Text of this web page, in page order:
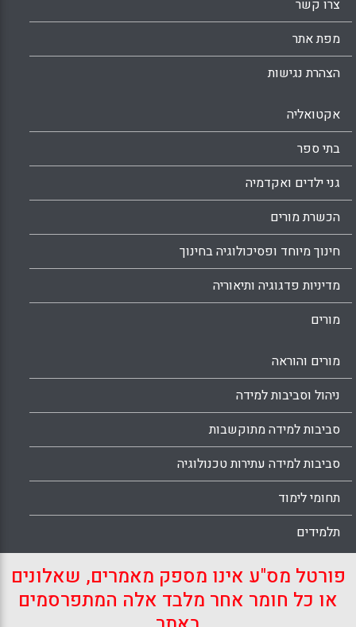
צרו קשר
מפת אתר
הצהרת נגישות
אקטואליה
בתי ספר
גני ילדים ואקדמיה
הכשרת מורים
חינוך מיוחד ופסיכולוגיה בחינוך
מדיניות פדגוגיה ותיאוריה
מורים
מורים והוראה
ניהול וסביבות למידה
סביבות למידה מתוקשבות
סביבות למידה עתירות טכנולוגיה
תחומי לימוד
תלמידים
פורטל מס"ע אינו מספק מאמרים, שאלונים
או כל חומר אחר מלבד אלה המתפרסמים